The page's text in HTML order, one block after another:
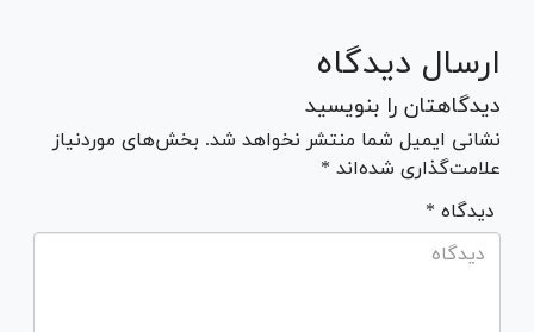
ارسال دیدگاه
دیدگاهتان را بنویسید
نشانی ایمیل شما منتشر نخواهد شد. بخش‌های موردنیاز
علامت‌گذاری شده‌اند *
* دیدگاه